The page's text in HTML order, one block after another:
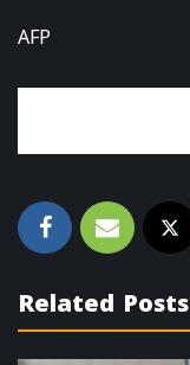
AFP
Related Posts